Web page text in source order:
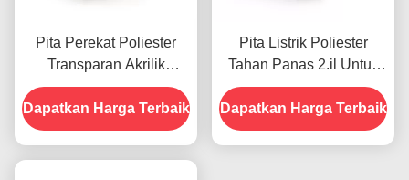
Pita Perekat Poliester
Transparan Akrilik
Tekanan Sensitif 1.8mil
Dapatkan Harga Terbaik
Pita Listrik Poliester
Tahan Panas 2.il Untuk
Solder Reflow
Dapatkan Harga Terbaik